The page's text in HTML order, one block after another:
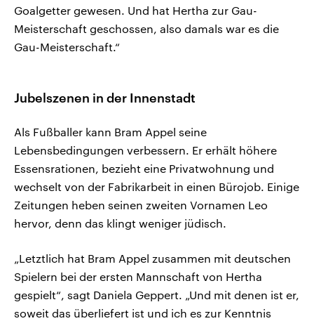
Goalgetter gewesen. Und hat Hertha zur Gau-
Meisterschaft geschossen, also damals war es die
Gau-Meisterschaft.“
Jubelszenen in der Innenstadt
Als Fußballer kann Bram Appel seine
Lebensbedingungen verbessern. Er erhält höhere
Essensrationen, bezieht eine Privatwohnung und
wechselt von der Fabrikarbeit in einen Bürojob. Einige
Zeitungen heben seinen zweiten Vornamen Leo
hervor, denn das klingt weniger jüdisch.
„Letztlich hat Bram Appel zusammen mit deutschen
Spielern bei der ersten Mannschaft von Hertha
gespielt“, sagt Daniela Geppert. „Und mit denen ist er,
soweit das überliefert ist und ich es zur Kenntnis